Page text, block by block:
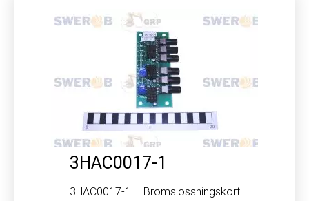
3HAC0017-1
3HAC0017-1 – Bromslossningskort